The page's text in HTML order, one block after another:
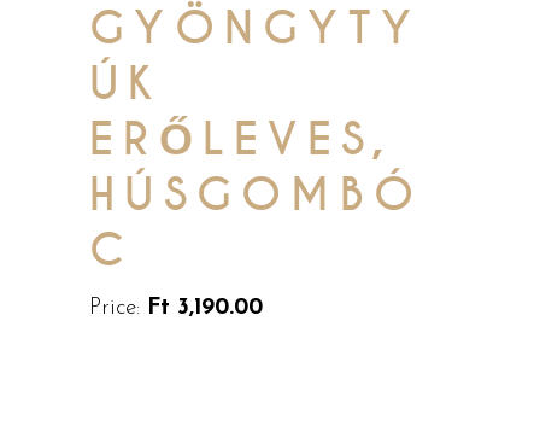
GYÖNGYTY
ÚK
ERŐLEVES,
HÚSGOMBÓ
C
Price: Ft 3,190.00